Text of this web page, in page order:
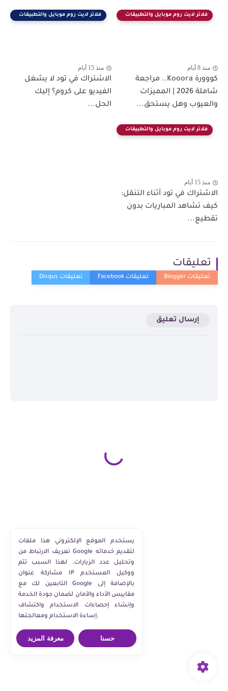
فلاتر لايت روم موبايل والتطبيقات
منذ 8 أيام
كووورة Kooora.. مراجعة
شاملة 2026 | المميزات
والعيوب وهل يستحق...
فلاتر لايت روم موبايل والتطبيقات
منذ 15 أيام
الاشتراك في تود لا يشغل
الفيديو على كروم؟ إليك
الحل...
فلاتر لايت روم موبايل والتطبيقات
منذ 15 أيام
الاشتراك في تود أثناء التنقل:
كيف تشاهد المباريات بدون
تقطيع...
تعليقات
إرسال تعليق
يستخدم الموقع الإلكتروني هذا ملفات
تعريف الارتباط من Google لتقديم خدماته
وتحليل عدد الزيارات. لهذا السبب تتم
مشاركة عنوان IP ووكيل المستخدم
التابعين لك مع Google بالإضافة إلى
مقاييس الأداء والأمان لضمان جودة الخدمة
وإنشاء إحصاءات الاستخدام واكتشاف
إساءة الاستخدام ومعالجتها.
معرفة المزيد حسنا